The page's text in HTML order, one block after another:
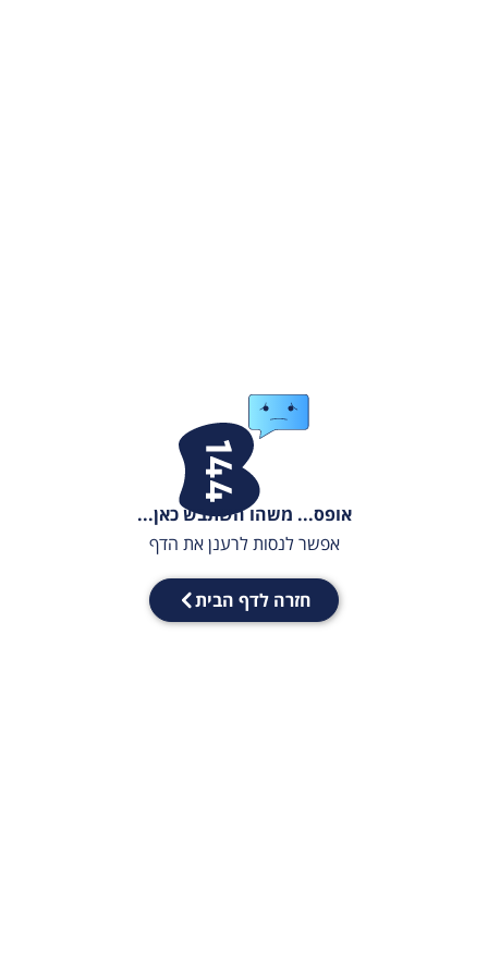
אופס... משהו השתבש כאן...
אפשר לנסות לרענן את הדף
חזרה לדף הבית